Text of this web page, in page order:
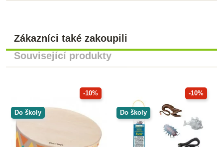
Zákazníci také zakoupili
Související produkty
-10%
Do školy
-10%
Do školy